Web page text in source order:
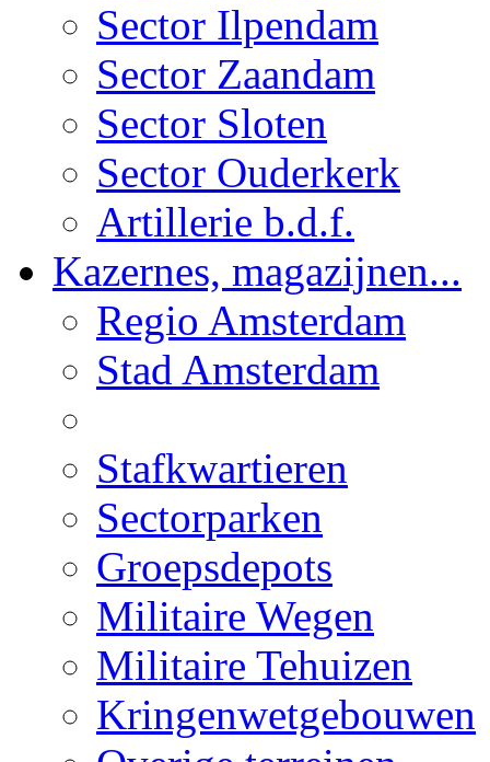
Sector Ilpendam
Sector Zaandam
Sector Sloten
Sector Ouderkerk
Artillerie b.d.f.
Kazernes, magazijnen...
Regio Amsterdam
Stad Amsterdam
Stafkwartieren
Sectorparken
Groepsdepots
Militaire Wegen
Militaire Tehuizen
Kringenwetgebouwen